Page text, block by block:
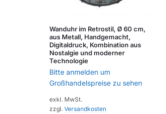
Wanduhr im Retrostil, Ø 60 cm,
aus Metall, Handgemacht,
Digitaldruck, Kombination aus
Nostalgie und moderner
Technologie
Bitte anmelden um
Großhandelspreise zu sehen
exkl. MwSt.
zzgl. Versandkosten